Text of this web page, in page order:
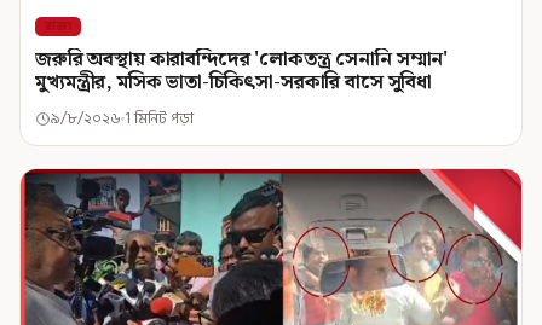
রাজ্য
জরুরি অবস্থায় কারাবন্দিদের 'লোকতন্ত্র সেনানি সম্মান'
মুখ্যমন্ত্রীর, মসিক ভাতা-চিকিৎসা-সরকারি বাসে সুবিধা
৯/৮/২০২৬ 1 মিনিট পড়া